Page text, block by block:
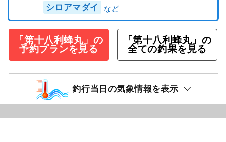
シロアマダイ
「第十八利蜂丸」の
予約プランを見る
「第十八利蜂丸」の
全ての釣果を見る
釣行当日の気象情報を表示